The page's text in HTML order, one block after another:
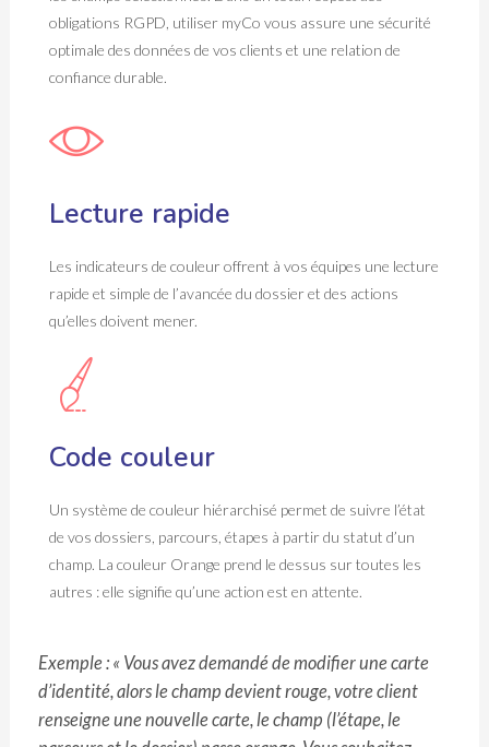
obligations RGPD, utiliser myCo vous assure une sécurité
optimale des données de vos clients et une relation de
confiance durable.
Lecture rapide
Les indicateurs de couleur offrent à vos équipes une lecture
rapide et simple de l’avancée du dossier et des actions
qu’elles doivent mener.
Code couleur
Un système de couleur hiérarchisé permet de suivre l’état
de vos dossiers, parcours, étapes à partir du statut d’un
champ. La couleur Orange prend le dessus sur toutes les
autres : elle signifie qu’une action est en attente.
Exemple : « Vous avez demandé de modifier une carte
d’identité, alors le champ devient rouge, votre client
renseigne une nouvelle carte, le champ (l’étape, le